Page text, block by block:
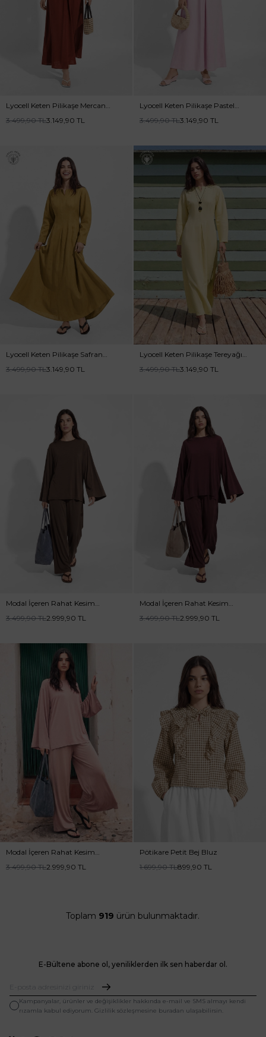
Lyocell Keten Pilikaşe Mercan
Elbise
3.499,90TL3.149,90 TL
Lyocell Keten Pilikaşe Pastel
Pembe Elbise
3.499,90TL3.149,90 TL
Lyocell Keten Pilikaşe Safran
Elbise
3.499,90TL3.149,90 TL
Lyocell Keten Pilikaşe Tereyağı
Sarısı Elbise
3.499,90TL3.149,90 TL
Modal İçeren Rahat Kesim
3.499,90TL2.999,90 TL
Modal İçeren Rahat Kesim
3.499,90TL2.999,90 TL
Modal İçeren Rahat Kesim
3.499,90TL2.999,90 TL
Pötikare Petit Bej Bluz
1.699,90TL899,90 TL
Toplam 919 ürün bulunmaktadır.
E-Bültene abone ol, yeniliklerden ilk sen haberdar ol.
Kampanyalar, ürünler ve değişiklikler hakkında e-mail ve SMS almayı kendi
rızamla kabul ediyorum. Gizlilik sözleşmesine buradan ulaşabilirsin.